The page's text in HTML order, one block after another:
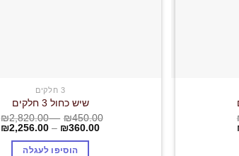
3 חלקים
שיש כחול 3 חלקים
₪450.00
–
₪2,820.00
₪360.00
–
₪2,256.00
הוסיפו לעגלה